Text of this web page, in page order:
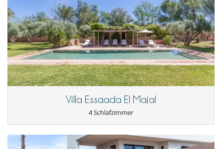
Villa Essaada El Majal
4 Schlafzimmer